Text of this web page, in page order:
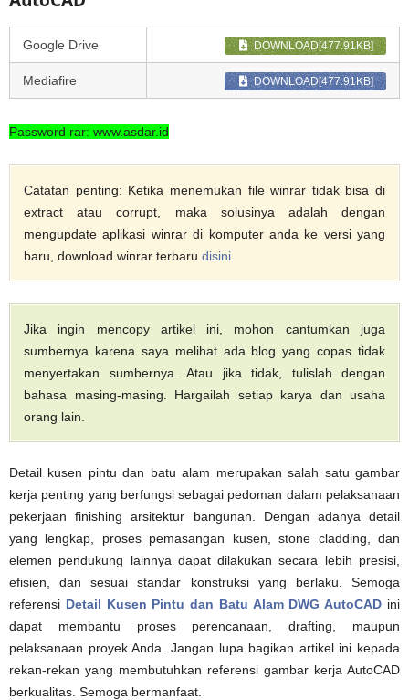
Google Drive DOWNLOAD[477.91KB]
Mediafire DOWNLOAD[477.91KB]
Password rar: www.asdar.id
Catatan penting: Ketika menemukan file winrar tidak bisa di
extract atau corrupt, maka solusinya adalah dengan
mengupdate aplikasi winrar di komputer anda ke versi yang
baru, download winrar terbaru disini
Jika ingin mencopy artikel ini, mohon cantumkan juga
sumbernya karena saya melihat ada blog yang copas tidak
menyertakan sumbernya. Atau jika tidak, tulislah dengan
bahasa masing-masing. Hargailah setiap karya dan usaha
orang lain.
Detail kusen pintu dan batu alam merupakan salah satu gambar
kerja penting yang berfungsi sebagai pedoman dalam pelaksanaan
pekerjaan finishing arsitektur bangunan. Dengan adanya detail
yang lengkap, proses pemasangan kusen, stone cladding, dan
elemen pendukung lainnya dapat dilakukan secara lebih presisi,
efisien, dan sesuai standar konstruksi yang berlaku. Semoga
referensi Detail Kusen Pintu dan Batu Alam DWG AutoCAD ini
dapat membantu proses perencanaan, drafting, maupun
pelaksanaan proyek Anda. Jangan lupa bagikan artikel ini kepada
rekan-rekan yang membutuhkan referensi gambar kerja AutoCAD
berkualitas. Semoga bermanfaat.